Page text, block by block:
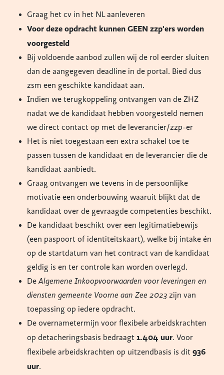
Graag het cv in het NL aanleveren
Voor deze opdracht kunnen GEEN zzp'ers worden
voorgesteld
Bij voldoende aanbod zullen wij de rol eerder sluiten
dan de aangegeven deadline in de portal. Bied dus
zsm een geschikte kandidaat aan.
Indien we terugkoppeling ontvangen van de ZHZ
nadat we de kandidaat hebben voorgesteld nemen
we direct contact op met de leverancier/zzp-er
Het is niet toegestaan een extra schakel toe te
passen tussen de kandidaat en de leverancier die de
kandidaat aanbiedt.
Graag ontvangen we tevens in de persoonlijke
motivatie een onderbouwing waaruit blijkt dat de
kandidaat over de gevraagde competenties beschikt.
De kandidaat beschikt over een legitimatiebewijs
(een paspoort of identiteitskaart), welke bij intake én
op de startdatum van het contract van de kandidaat
geldig is en ter controle kan worden overlegd.
DeAlgemene Inkoopvoorwaarden voor leveringen en
diensten gemeente Voorne aan Zee 2023 zijn van
toepassing op iedere opdracht.
De overnametermijn voor flexibele arbeidskrachten
op detacheringsbasis bedraagt1.404 uur. Voor
flexibele arbeidskrachten op uitzendbasis is dit936
uur.